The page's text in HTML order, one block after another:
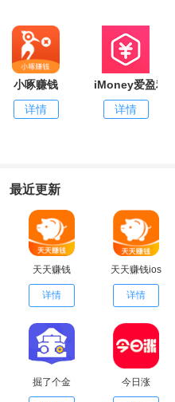
小啄赚钱
详情
iMoney爱盈利
详情
最近更新
天天赚钱
详情
天天赚钱ios
详情
掘了个金 今日涨